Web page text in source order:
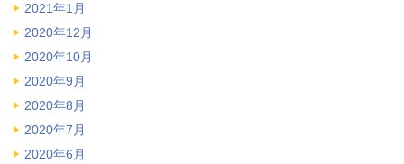
2021年1月
2020年12月
2020年10月
2020年9月
2020年8月
2020年7月
2020年6月